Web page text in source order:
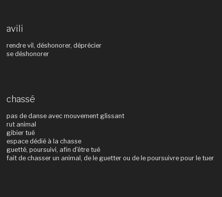
avili
rendre vil, déshonorer, déprécier
se déshonorer
chassé
pas de danse avec mouvement glissant
rut animal
gibier tué
espace dédié à la chasse
guetté, poursuivi, afin d'être tué
fait de chasser un animal, de le guetter ou de le poursuivre pour le tuer